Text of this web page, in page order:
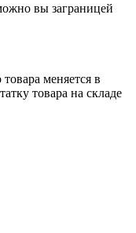
вы заграницей
меняется в
товара на складе